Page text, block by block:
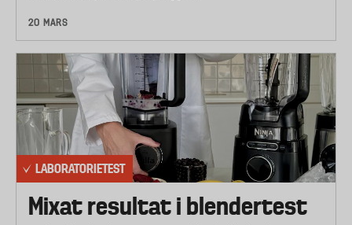
20 MARS
LABORATORIETEST
Mixat resultat i blendertest